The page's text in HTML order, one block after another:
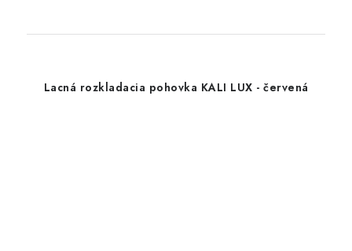
Lacná rozkladacia pohovka KALI LUX - červená